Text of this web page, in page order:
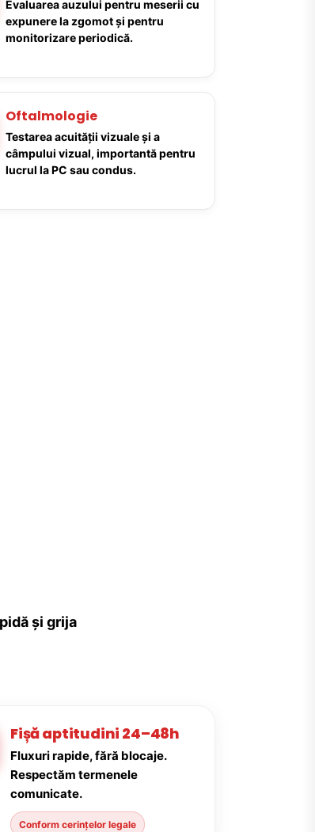
Evaluarea auzului pentru meserii cu
expunere la zgomot și pentru
monitorizare periodică.
Oftalmologie
Testarea acuității vizuale și a
câmpului vizual, importantă pentru
lucrul la PC sau condus.
și grija
Fișă aptitudini 24–48h
Fluxuri rapide, fără blocaje.
Respectăm termenele
comunicate.
Conform cerințelor legale